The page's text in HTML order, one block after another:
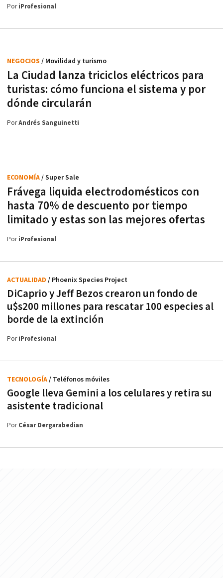
PoriProfesional
La Ciudad lanza triciclos eléctricos para
turistas: cómo funciona el sistema y por
dónde circularán
NEGOCIOS / Movilidad y turismo
PorAndrés Sanguinetti
Frávega liquida electrodomésticos con
hasta 70% de descuento por tiempo
limitado y estas son las mejores ofertas
ECONOMÍA/ Super Sale
PoriProfesional
DiCaprio y Jeff Bezos crearon un fondo de
u$s200 millones para rescatar 100 especies al
borde de la extinción
ACTUALIDAD / Phoenix Species Project
PoriProfesional
Google lleva Gemini a los celulares y retira su
asistente tradicional
TECNOLOGÍA/ Teléfonos móviles
PorCésar Dergarabedian